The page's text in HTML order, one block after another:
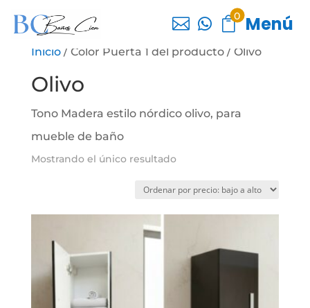
  0 Menú
Inicio/ Color Puerta 1 del producto / Olivo
Olivo
Tono Madera estilo nórdico olivo, para
mueble de baño
Mostrando el único resultado